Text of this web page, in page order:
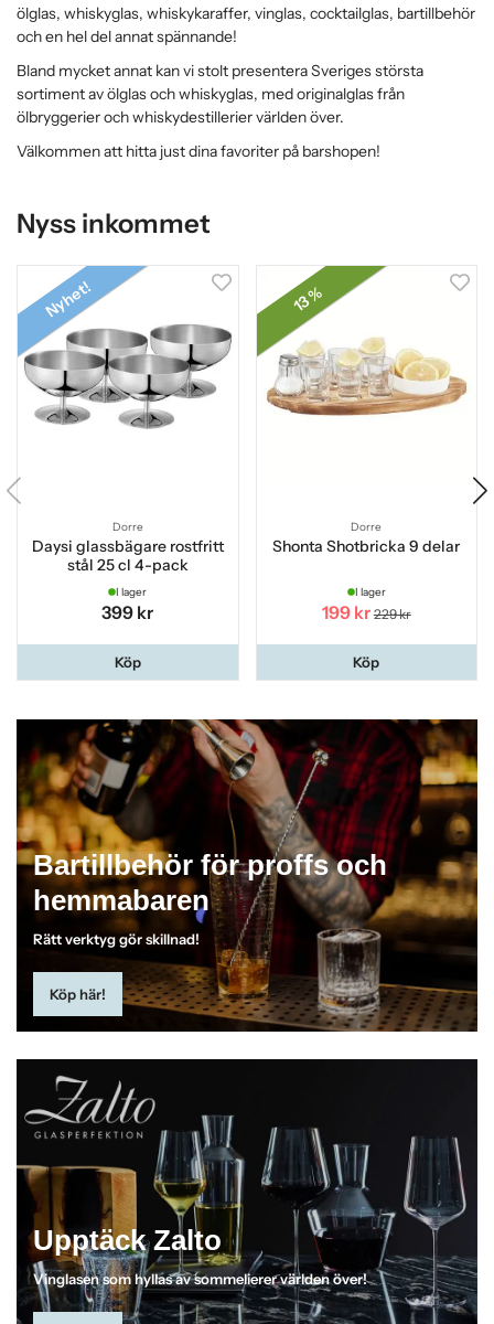
ölglas, whiskyglas, whiskykaraffer, vinglas, cocktailglas, bartillbehör
och en hel del annat spännande!
Bland mycket annat kan vi stolt presentera Sveriges största
sortiment av ölglas och whiskyglas, med originalglas från
ölbryggerier och whiskydestillerier världen över.
Välkommen att hitta just dina favoriter på barshopen!
Nyss inkommet
Nyhet!
Dorre
Daysi glassbägare rostfritt
stål 25 cl 4-pack
I lager
399 kr
Köp
13 %
Dorre
Shonta Shotbricka 9 delar
I lager
199 kr 229 kr
Köp
Bartillbehör för proffs och
hemmabaren
Rätt verktyg gör skillnad!
Köp här!
Upptäck Zalto
Vinglasen som hyllas av sommelierer världen över!